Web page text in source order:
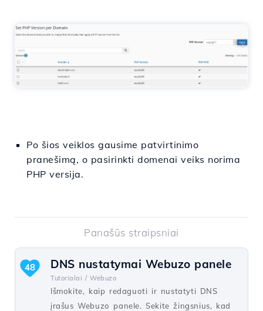
Po šios veiklos gausime patvirtinimo
pranešimą, o pasirinkti domenai veiks norima
PHP versija.
Panašūs straipsniai
DNS nustatymai Webuzo panele
Tutorialai / Webuzo
Išmokite, kaip redaguoti ir nustatyti DNS
įrašus Webuzo panele. Sekite žingsnius, kad
48